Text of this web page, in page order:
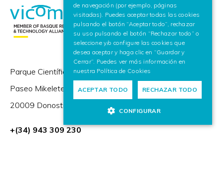
Parque Científico y Tecnológico de Gipuzkoa,
Paseo Mikeletegi 57,
20009 Donostia / San Sebastián (España)
+(34) 943 309 230
de navegación (por ejemplo, páginas
visitadas). Puedes aceptar todas las cookies
pulsando el botón “Aceptar todo”, rechazar
su uso pulsando el botón “Rechazar todo” o
seleccione y/o configure las cookies que
desea aceptar y haga clic en “Guardar y
Cerrar”. Puedes ver más información en
nuestra Política de Cookies
ACEPTAR TODO RECHAZAR TODO
CONFIGURAR